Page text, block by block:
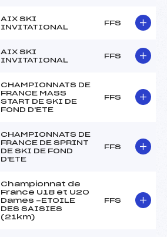
AIX SKI
INVITATIONAL
FFS
AIX SKI
INVITATIONAL
FFS
CHAMPIONNATS DE
FRANCE MASS
START DE SKI DE
FOND D'ETE
FFS
CHAMPIONNATS DE
FRANCE DE SPRINT
DE SKI DE FOND
D'ETE
FFS
Championnat de
France U18 et U20
Dames -ETOILE
DES SAISIES
(21km)
FFS